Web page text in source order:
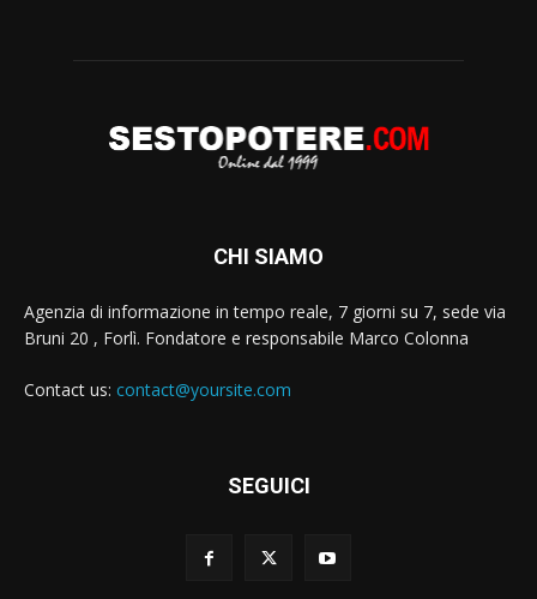
CHI SIAMO
Agenzia di informazione in tempo reale, 7 giorni su 7, sede via
Bruni 20 , Forlì. Fondatore e responsabile Marco Colonna
Contact us: contact@yoursite.com
SEGUICI